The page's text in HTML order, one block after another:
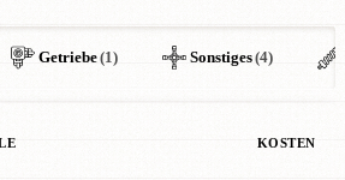
Getriebe(1) Sonstiges(4)
KOSTEN